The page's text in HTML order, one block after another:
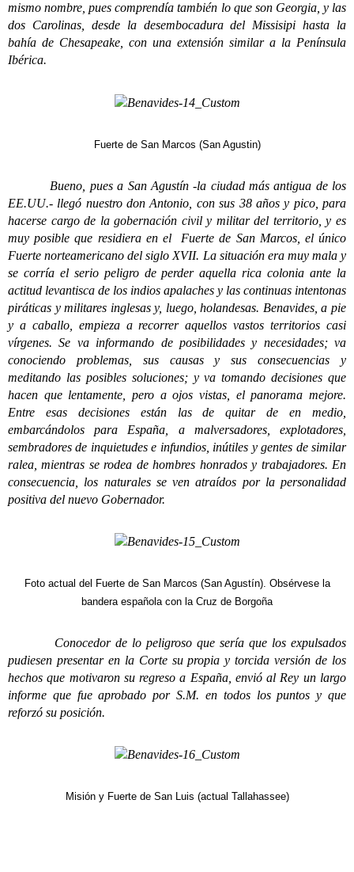
mismo nombre, pues comprendía también lo que son Georgia, y las
dos Carolinas, desde la desembocadura del Missisipi hasta la
bahía de Chesapeake, con una extensión similar a la Península
Ibérica.
Fuerte de San Marcos (San Agustin)
Bueno, pues a San Agustín -la ciudad más antigua de los
EE.UU.- llegó nuestro don Antonio, con sus 38 años y pico, para
hacerse cargo de la gobernación civil y militar del territorio, y es
muy posible que residiera en el Fuerte de San Marcos, el único
Fuerte norteamericano del siglo XVII. La situación era muy mala y
se corría el serio peligro de perder aquella rica colonia ante la
actitud levantisca de los indios apalaches y las continuas intentonas
piráticas y militares inglesas y, luego, holandesas. Benavides, a pie
y a caballo, empieza a recorrer aquellos vastos territorios casi
vírgenes. Se va informando de posibilidades y necesidades; va
conociendo problemas, sus causas y sus consecuencias y
meditando las posibles soluciones; y va tomando decisiones que
hacen que lentamente, pero a ojos vistas, el panorama mejore.
Entre esas decisiones están las de quitar de en medio,
embarcándolos para España, a malversadores, explotadores,
sembradores de inquietudes e infundios, inútiles y gentes de similar
ralea, mientras se rodea de hombres honrados y trabajadores. En
consecuencia, los naturales se ven atraídos por la personalidad
positiva del nuevo Gobernador.
Foto actual del Fuerte de San Marcos (San Agustín). Obsérvese la
bandera española con la Cruz de Borgoña
Conocedor de lo peligroso que sería que los expulsados
pudiesen presentar en la Corte su propia y torcida versión de los
hechos que motivaron su regreso a España, envió al Rey un largo
informe que fue aprobado por S.M. en todos los puntos y que
reforzó su posición.
Misión y Fuerte de San Luis (actual Tallahassee)